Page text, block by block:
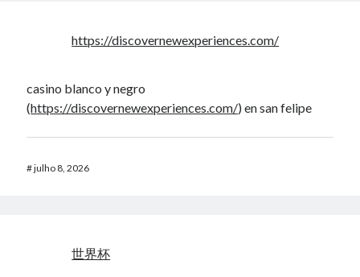
https://discovernewexperiences.com/
casino blanco y negro
(https://discovernewexperiences.com/) en san felipe
#julho 8, 2026
世界杯